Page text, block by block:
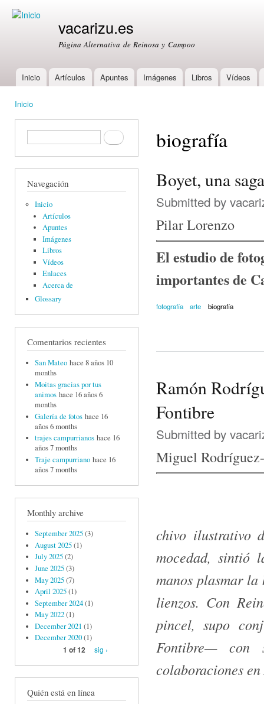
vacarizu.es
Página Alternativa de Reinosa y Campoo
Main menu
Inicio Artículos Apuntes Imágenes Libros Vídeos
Inicio
Formulario de búsquedaBuscar
Navegación
Inicio
Artículos
Apuntes
Imágenes
Libros
Vídeos
Enlaces
Acerca de
Glossary
Comentarios recientes
San Mateo hace 8 años 10
months
Moitas gracias por tus
animos hace 16 años 6
months
Galería de fotos hace 16
años 6 months
trajes campurrianos hace 16
años 7 months
Traje campurriano hace 16
años 7 months
Monthly archive
September 2025(3)
August 2025(1)
July 2025(2)
June 2025(3)
May 2025(7)
April 2025(1)
September 2024(1)
May 2022(1)
December 2021 (1)
December 2020(1)
1 of 12
sig ›
Quién está en línea
biografía
Boyet, una
Submitted by
Pilar Lorenzo
El estudio de
importantes de
fotografía arte biografía
Ramón
Fontibre
Submitted by
Miguel
chivo ilustrativo
mocedad, sintió
manos plasmar
lienzos. Con
pincel, supo
Fontibre—
colaboraciones